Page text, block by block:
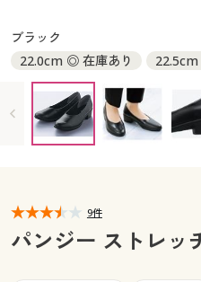
大きいサイズ 事務・制服
カタログ・チラシからのご
デジタルカタログ
カタログ無料プレゼント
マイページ
カタログ無料プレゼント
会員メニュー
閲覧履歴
ブラック
22.0cm ◎ 在庫あり
23.0cm ◎ 在庫あり
24.0cm ◎ 在庫あり
9件
パンジー ストレッ